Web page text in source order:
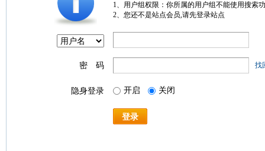
1、用户组权限：你所属的用户组不能使用搜索
2、您还不是站点会员,请先登录站点
密 码 找
隐身登录 开启 关闭
登录